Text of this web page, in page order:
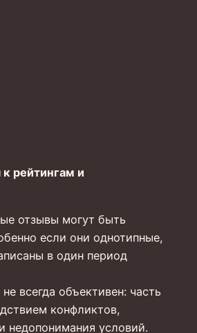
рейтингам и
отзывы могут быть
если они однотипные,
в один период
всегда объективен: часть
конфликтов,
недопонимания условий.